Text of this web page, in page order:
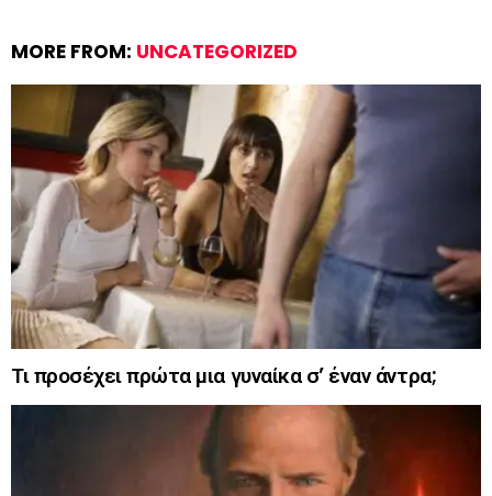
MORE FROM: UNCATEGORIZED
Τι προσέχει πρώτα μια γυναίκα σ’ έναν άντρα;